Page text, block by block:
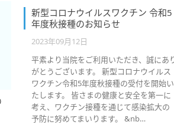
新型コロナウイルスワクチン 令和5
年度秋接種のお知らせ
2023年09月12日
平素より当院をご利用いただき、誠にあ
がとうございます。 新型コロナウイルス
ワクチン令和5年度秋接種の受付を開始い
たします。 皆さまの健康と安全を第一に
考え、ワクチン接種を通じて感染拡大の
予防に努めてまいります。 &nb…